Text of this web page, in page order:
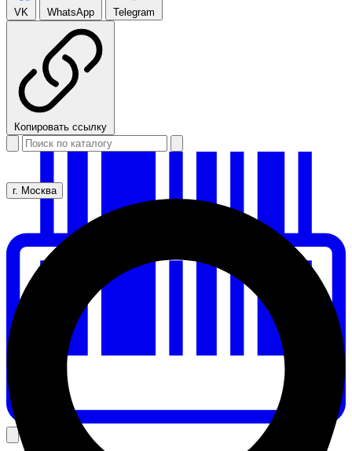
VK WhatsApp Telegram
Копировать ссылку